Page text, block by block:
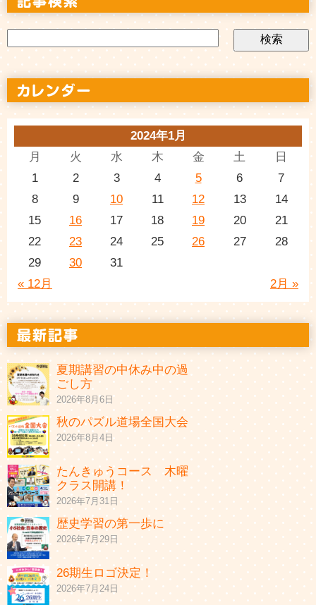
2024年1月
月
火 水 木 金 土 日
« 12月 2月 »
1 2 3 4 5 6
7
8
9 10 11 12 13
14
15
16 17 18 19 20
21
22
23 24 25 26 27
28
29
30 31
夏期講習の中休み中の過
ごし方
2026年8月6日
秋のパズル道場全国大会
2026年8月4日
たんきゅうコース 木曜
クラス開講！
2026年7月31日
歴史学習の第一歩に
2026年7月29日
26期生ロゴ決定！
2026年7月24日